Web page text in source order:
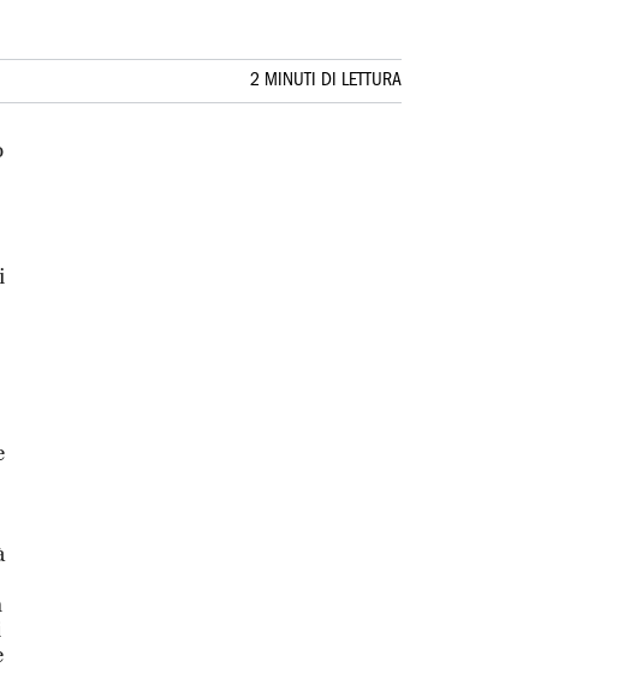
2 MINUTI DI LETTURA